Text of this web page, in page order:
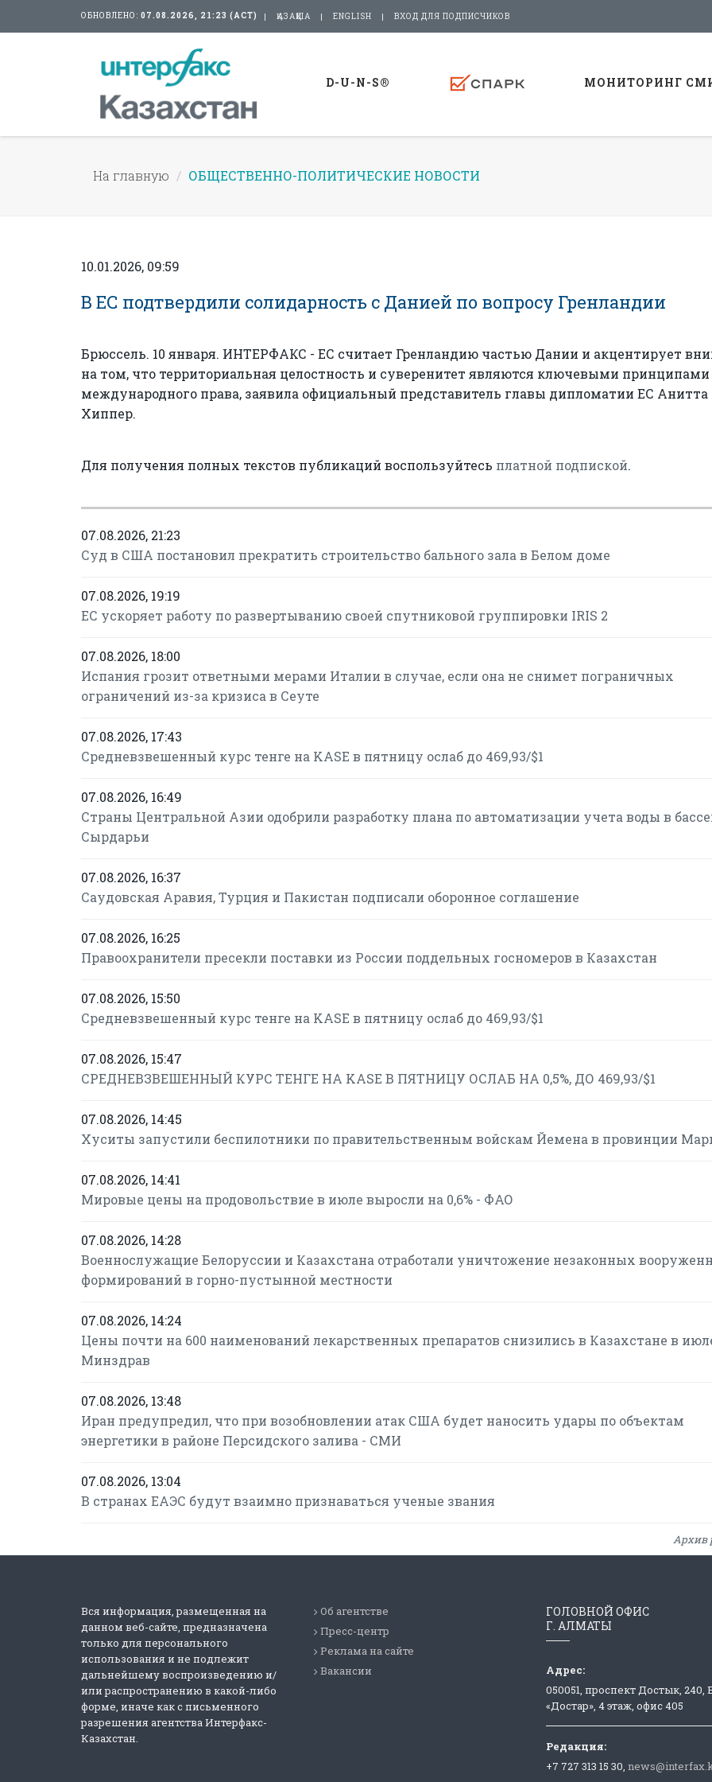
ОБНОВЛЕНО: 07.08.2026, 21:23 (АСТ) ҚАЗАҚША ENGLISH ВХОД ДЛЯ ПОДПИСЧИКОВ
D-U-N-S® МОНИТОРИНГ
На главную ОБЩЕСТВЕННО-ПОЛИТИЧЕСКИЕ НОВОСТИ
10.01.2026, 09:59
В ЕС подтвердили солидарность с Данией по вопросу Гренландии
Брюссель. 10 января. ИНТЕРФАКС - ЕС считает Гренландию частью Дании и акцентирует
на том, что территориальная целостность и суверенитет являются ключевыми принципами
международного права, заявила официальный представитель главы дипломатии ЕС Анитта
Хиппер.
Для получения полных текстов публикаций воспользуйтесь платной подпиской.
07.08.2026, 21:23
Суд в США постановил прекратить строительство бального зала в Белом доме
07.08.2026, 19:19
ЕС ускоряет работу по развертыванию своей спутниковой группировки IRIS 2
07.08.2026, 18:00
Испания грозит ответными мерами Италии в случае, если она не снимет пограничных
ограничений из-за кризиса в Сеуте
07.08.2026, 17:43
Средневзвешенный курс тенге на KASE в пятницу ослаб до 469,93/$1
07.08.2026, 16:49
Страны Центральной Азии одобрили разработку плана по автоматизации учета воды в
Сырдарьи
07.08.2026, 16:37
Саудовская Аравия, Турция и Пакистан подписали оборонное соглашение
07.08.2026, 16:25
Правоохранители пресекли поставки из России поддельных госномеров в Казахстан
07.08.2026, 15:50
Средневзвешенный курс тенге на KASE в пятницу ослаб до 469,93/$1
07.08.2026, 15:47
СРЕДНЕВЗВЕШЕННЫЙ КУРС ТЕНГЕ НА KASE В ПЯТНИЦУ ОСЛАБ НА 0,5%, ДО 469,93/$1
07.08.2026, 14:45
Хуситы запустили беспилотники по правительственным войскам Йемена в провинции
07.08.2026, 14:41
Мировые цены на продовольствие в июле выросли на 0,6% - ФАО
07.08.2026, 14:28
Военнослужащие Белоруссии и Казахстана отработали уничтожение незаконных
формирований в горно-пустынной местности
07.08.2026, 14:24
Цены почти на 600 наименований лекарственных препаратов снизились в Казахстане в
Минздрав
07.08.2026, 13:48
Иран предупредил, что при возобновлении атак США будет наносить удары по объектам
энергетики в районе Персидского залива - СМИ
07.08.2026, 13:04
В странах ЕАЭС будут взаимно признаваться ученые звания
Архив
Вся информация, размещенная на
данном веб-сайте, предназначена
только для персонального
использования и не подлежит
дальнейшему воспроизведению и/
или распространению в какой-либо
форме, иначе как с письменного
разрешения агентства Интерфакс-
Казахстан.
Об агентстве
Пресс-центр
Реклама на сайте
Вакансии
ГОЛОВНОЙ ОФИС
Г. АЛМАТЫ
Адрес:
050051, проспект Достык, 240,
«Достар», 4 этаж, офис 405
Редакция:
+7 727 313 15 30,